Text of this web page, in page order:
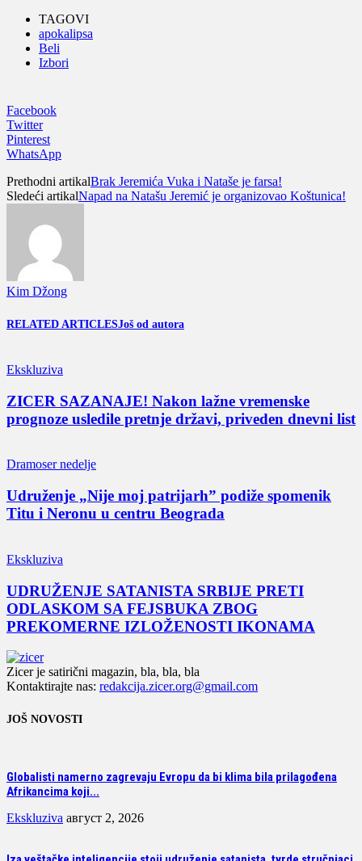
TAGOVI
apokalipsa
Beli
Izbori
Facebook
Twitter
Pinterest
WhatsApp
Prethodni artikalBrak Jeremića Vuka i Nataše je farsa!
Sledeći artikalNapad na Natašu Jeremić je organizovao Koštunica!
Kim Džong
RELATED ARTICLESJoš od autora
Ekskluziva
ZICER SAZANAJE! Nakon lažne vremenske
prognoze usledile pretnje državi, priveden dnevni list
Dramoser nedelje
Udruženje „Nije moj patrijarh” podiže spomenik
Titu i Neronu u centru Beograda
Ekskluziva
UDRUŽENJE SATANISTA SRBIJE PRETI
ODLASKOM SA FEJSBUKA ZBOG
PREKOMERNE IZLOŽENOSTI IKONAMA
Zicer je satirični magazin, bla, bla, bla
Kontaktirajte nas: redakcija.zicer.org@gmail.com
JOŠ NOVOSTI
Globalisti namerno zagrevaju Evropu da bi klima bila prilagođena
Afrikancima koji...
Ekskluziva август 2, 2026